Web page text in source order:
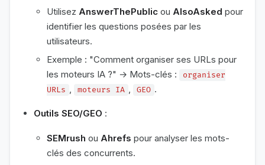
Utilisez AnswerThePublic ou AlsoAsked pour
identifier les questions posées par les
utilisateurs.
Exemple : "Comment organiser ses URLs pour
les moteurs IA ?" → Mots-clés :
organiser
URLs , moteurs IA , GEO .
Outils SEO/GEO :
SEMrush ou Ahrefs pour analyser les mots-
clés des concurrents.